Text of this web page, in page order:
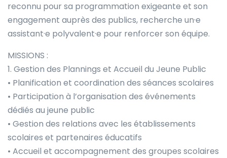
reconnu pour sa programmation exigeante et son
engagement auprès des publics, recherche un·e
assistant·e polyvalent·e pour renforcer son équipe.
MISSIONS :
1. Gestion des Plannings et Accueil du Jeune Public
• Planification et coordination des séances scolaires
• Participation à l’organisation des événements
dédiés au jeune public
• Gestion des relations avec les établissements
scolaires et partenaires éducatifs
• Accueil et accompagnement des groupes scolaires